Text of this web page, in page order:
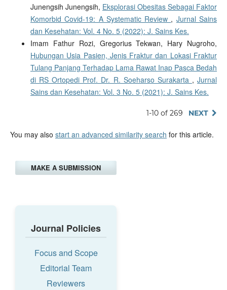
Junengsih Junengsih, Eksplorasi Obesitas Sebagai Faktor
Komorbid Covid-19: A Systematic Review , Jurnal Sains
dan Kesehatan: Vol. 4 No. 5 (2022): J. Sains Kes.
Imam Fathur Rozi, Gregorius Tekwan, Hary Nugroho,
Hubungan Usia Pasien, Jenis Fraktur dan Lokasi Fraktur
Tulang Panjang Terhadap Lama Rawat Inap Pasca Bedah
di RS Ortopedi Prof. Dr. R. Soeharso Surakarta ,Jurnal
Sains dan Kesehatan: Vol. 3 No. 5 (2021): J. Sains Kes.
1-10 of 269 NEXT
You may also start an advanced similarity search for this article.
MAKE A SUBMISSION
Journal Policies
Focus and Scope
Editorial Team
Reviewers